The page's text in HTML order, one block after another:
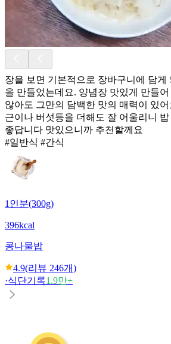
장을 보면 기본적으로 장바구니에 담게
을 만들었는데요. 양념장 맛있게 만들어
않아도 그만의 담백한 맛의 매력이 있
근이나 버섯등을 더해도 잘 어울리니
좋답니다 맛있으니까 추천할께요
#일반식 #간식
1인분(300g)
396kcal
콩나물밥
4.9(리뷰 246개)
·식단기록1.9만+